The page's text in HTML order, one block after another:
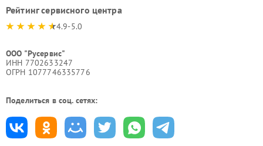
Рейтинг сервисного центра
4.9-5.0
ООО "Русервис"
ИНН 7702633247
ОГРН 1077746335776
Поделиться в соц. сетях: